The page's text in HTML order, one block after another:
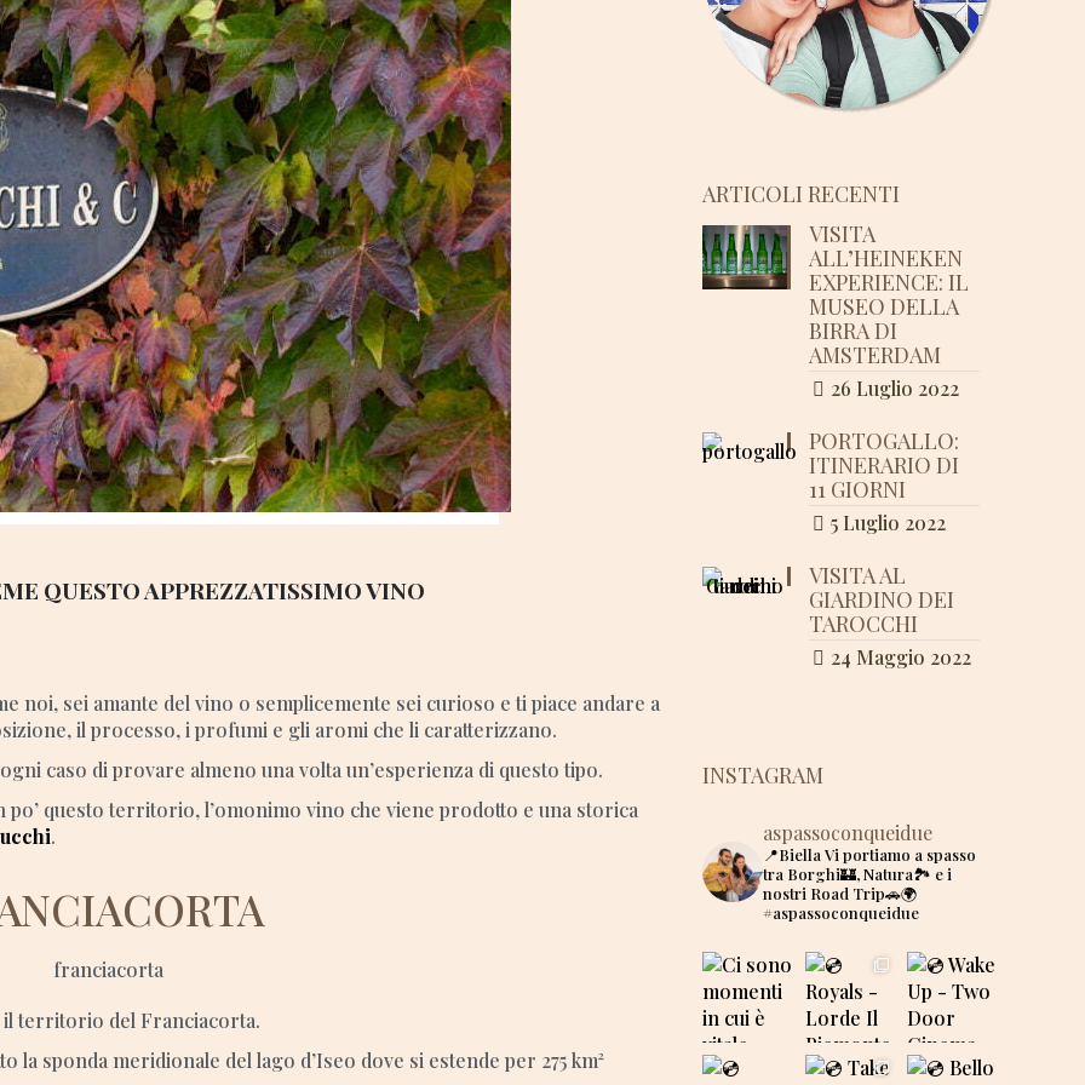
QUESTO APPREZZATISSIMO VINO
noi, sei amante del vino o semplicemente sei curioso e ti piace andare a
il processo, i profumi e gli aromi che li caratterizzano.
caso di provare almeno una volta un’esperienza di questo tipo.
questo territorio, l’omonimo vino che viene prodotto e una storica
.
territorio del Franciacorta.
sponda meridionale del lago d’Iseo dove si estende per 275 km²
ARTICOLI RECENTI
VISITA
ALL’HEINEKEN
EXPERIENCE: IL
MUSEO DELLA
BIRRA DI
AMSTERDAM
26 Luglio 2022
PORTOGALLO:
ITINERARIO DI
11 GIORNI
5 Luglio 2022
VISITA AL
GIARDINO DEI
TAROCCHI
24 Maggio 2022
INSTAGRAM
aspassoconqueidue
📍Biella Vi portiamo a spasso
tra Borghi🏰, Natura🏞 e i
nostri Road Trip🚗🌍
#aspassoconqueidue